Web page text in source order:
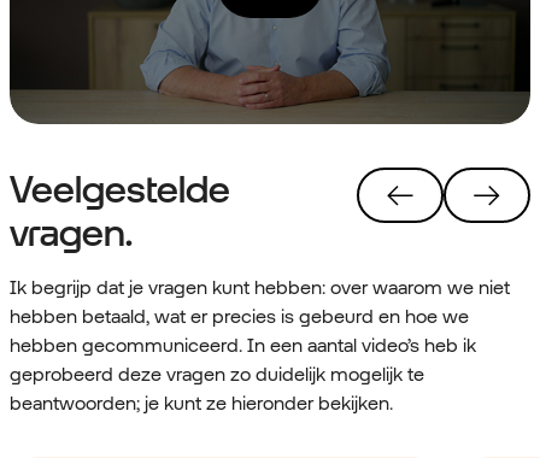
Veelgestelde
vragen.
Ik begrijp dat je vragen kunt hebben: over waarom we niet
hebben betaald, wat er precies is gebeurd en hoe we
hebben gecommuniceerd. In een aantal video’s heb ik
geprobeerd deze vragen zo duidelijk mogelijk te
beantwoorden; je kunt ze hieronder bekijken.